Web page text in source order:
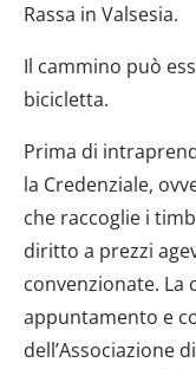
Rassa in Valsesia.
Il cammino può
bicicletta.
Prima di
la Credenziale,
che raccoglie i
diritto a prezzi
convenzionate. La
appuntamento e
dell’Associazione